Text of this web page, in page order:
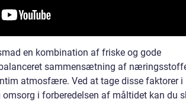
en kombination af friske og gode
sammensætning af
atmosfære. Ved at tage disse faktorer i
i forberedelsen af måltidet kan du